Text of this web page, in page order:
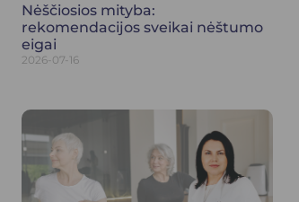
Nėščiosios mityba:
rekomendacijos sveikai nėštumo
eigai
2026-07-16